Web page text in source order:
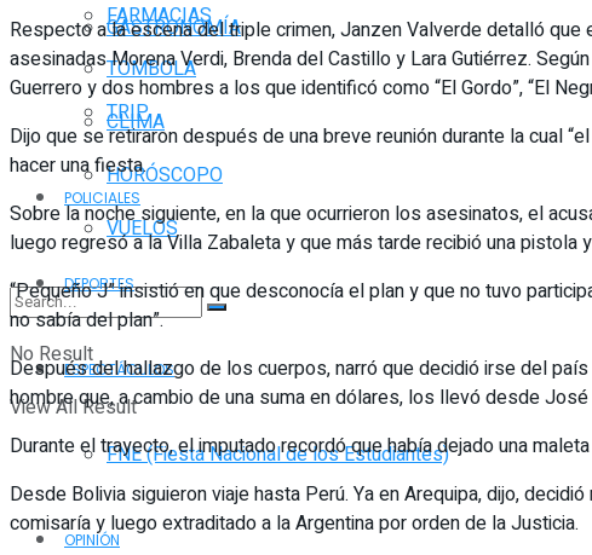
FARMACIAS
TOMBOLA
CLIMA
HORÓSCOPO
VUELOS
No Result
View All Result
GASTRONOMÍA
TRIP
POLICIALES
DEPORTES
ESPECTÁCULOS
FNE (Fiesta Nacional de los Estudiantes)
OPINIÓN
Respecto a la escena del triple crimen, Janzen Valverde detalló
asesinadas Morena Verdi, Brenda del Castillo y Lara Gutiérrez.
Guerrero y dos hombres a los que identificó como “El Gordo”, “El
Dijo que se retiraron después de una breve reunión durante la cual
hacer una fiesta.
Sobre la noche siguiente, en la que ocurrieron los asesinatos, el
luego regresó a la Villa Zabaleta y que más tarde recibió una
“Pequeño J” insistió en que desconocía el plan y que no tuvo
no sabía del plan”.
Después del hallazgo de los cuerpos, narró que decidió irse del
hombre que, a cambio de una suma en dólares, los llevó desde
Durante el trayecto, el imputado recordó que había dejado una
Desde Bolivia siguieron viaje hasta Perú. Ya en Arequipa, dijo,
comisaría y luego extraditado a la Argentina por orden de la Justicia.